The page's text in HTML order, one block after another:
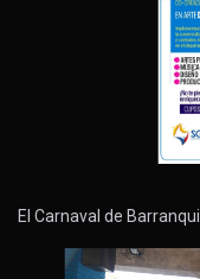
El Carnaval de